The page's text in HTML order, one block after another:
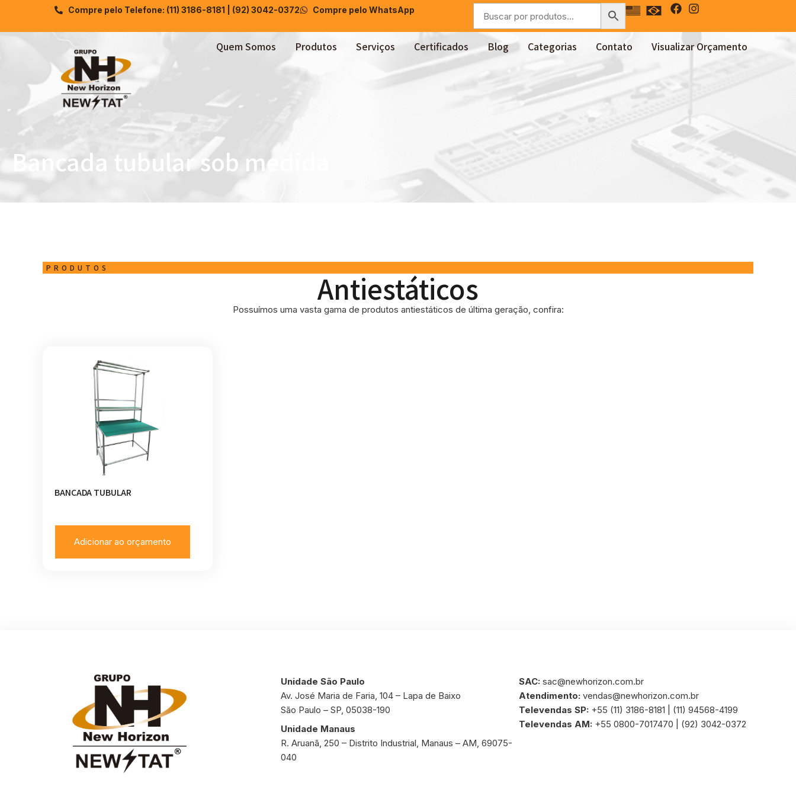
Compre pelo Telefone: (11) 3186-8181 | (92) 3042-0372 Compre pelo WhatsApp
Quem Somos Produtos Serviços Certificados Blog Categorias Contato Visualizar Orçamento
Bancada tubular sob medida
PRODUTOS
Antiestáticos
Possuímos uma vasta gama de produtos antiestáticos de última geração, confira:
BANCADA TUBULAR
Adicionar ao orçamento
Unidade São Paulo
Av. José Maria de Faria, 104 – Lapa de Baixo
São Paulo – SP, 05038-190
Unidade Manaus
R. Aruanã, 250 – Distrito Industrial, Manaus – AM, 69075-
040
SAC: sac@newhorizon.com.br
Atendimento: vendas@newhorizon.com.br
Televendas SP: +55 (11) 3186-8181 | (11) 94568-4199
Televendas AM: +55 0800-7017470 | (92) 3042-0372